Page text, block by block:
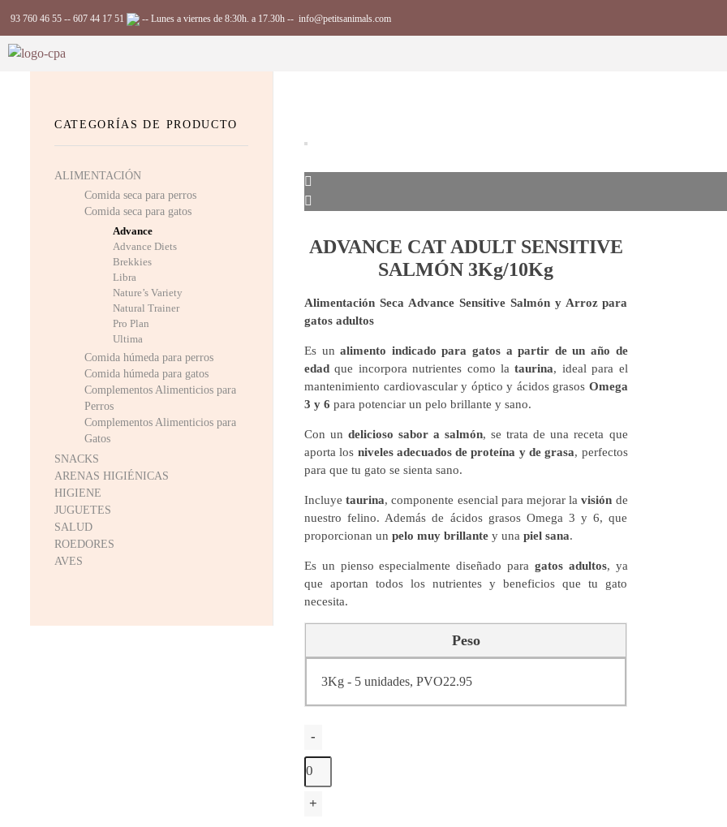
93 760 46 55 -- 607 44 17 51 -- Lunes a viernes de 8:30h. a 17.30h -- info@petitsanimals.com
ADVANCE CAT ADULT SENSITIVE
SALMÓN 3Kg/10Kg
Alimentación Seca Advance Sensitive Salmón y Arroz para
gatos adultos
Es unalimento indicado para gatos a partir de un año de
edad que incorpora nutrientes como lataurina, ideal para el
mantenimiento cardiovascular y óptico y ácidos grasos Omega
3 y 6 para potenciar un pelo brillante y sano.
Con undelicioso sabor a salmón, se trata de una receta que
aporta los niveles adecuados de proteína y de grasa, perfectos
para que tu gato se sienta sano.
Incluyetaurina, componente esencial para mejorar la visión de
nuestro felino. Además de ácidos grasos Omega 3 y 6, que
proporcionan un pelo muy brillante y una piel sana.
Es un pienso especialmente diseñado para gatos adultos, ya
que aportan todos los nutrientes y beneficios que tu gato
necesita.
Peso
-
+
CATEGORÍAS DE PRODUCTO
ALIMENTACIÓN
Comida seca para perros
Comida seca para gatos
Advance
Advance Diets
Brekkies
Libra
Nature’s Variety
Natural Trainer
Pro Plan
Ultima
Comida húmeda para perros
Comida húmeda para gatos
Complementos Alimenticios para
Perros
Complementos Alimenticios para
Gatos
SNACKS
ARENAS HIGIÉNICAS
HIGIENE
JUGUETES
SALUD
ROEDORES
AVES